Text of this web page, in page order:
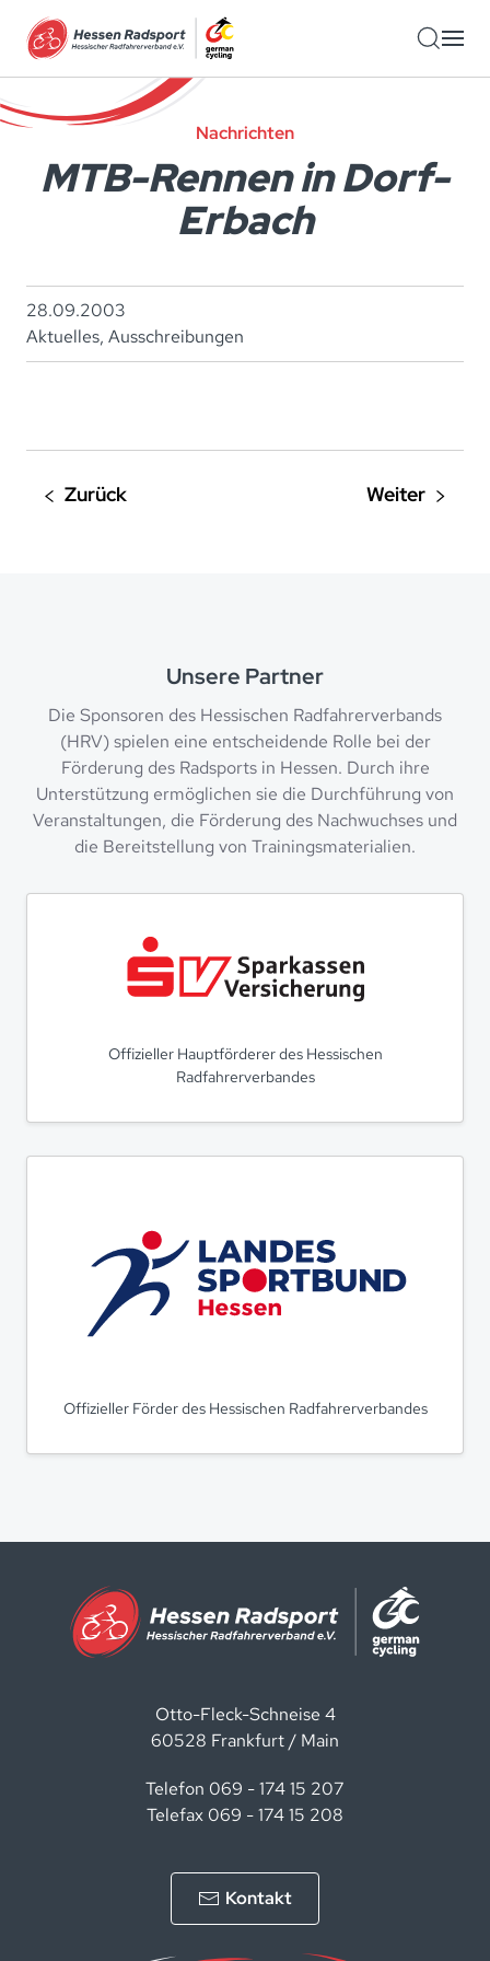
Zum Hauptinhalt springen
Nachrichten
MTB-Rennen in Dorf-
Erbach
28.09.2003
Aktuelles, Ausschreibungen
Unsere Partner
Die Sponsoren des Hessischen Radfahrerverbands
(HRV) spielen eine entscheidende Rolle bei der
Förderung des Radsports in Hessen. Durch ihre
Unterstützung ermöglichen sie die Durchführung von
Veranstaltungen, die Förderung des Nachwuchses und
die Bereitstellung von Trainingsmaterialien.
Offizieller Hauptförderer des Hessischen
Radfahrerverbandes
Offizieller Förder des Hessischen Radfahrerverbandes
Otto-Fleck-Schneise 4
60528 Frankfurt / Main
Telefon 069 - 174 15 207
Telefax 069 - 174 15 208
Kontakt